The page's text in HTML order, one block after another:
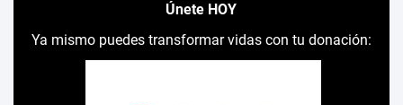
Únete HOY
Ya mismo puedes transformar vidas con tu donación: